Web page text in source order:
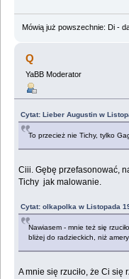
Mówią już powszechnie: Di -
Q
YaBB Moderator
Cytat: Lieber Augustin w
To przecież nie Tichy, tylko
Ciii. Gębę przefasonować,
Tichy jak malowanie.
Cytat: olkapolka w Listopada
Nawiasem - mnie też się
bliżej do radzieckich, niż
A mnie się rzuciło, że Ci się